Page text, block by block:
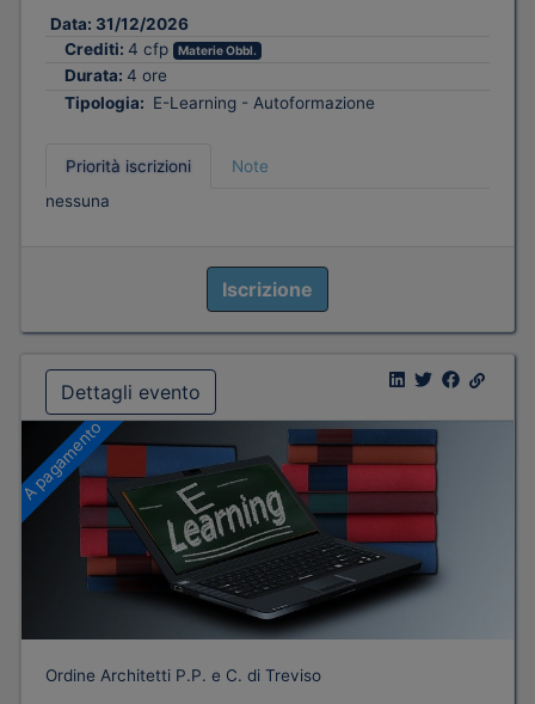
Data: 31/12/2026
Crediti: 4 cfp Materie Obbl.
Durata: 4 ore
Tipologia: E-Learning - Autoformazione
Priorità iscrizioni
Note
nessuna
Iscrizione
Dettagli evento
A pagamento
Ordine Architetti P.P. e C. di Treviso